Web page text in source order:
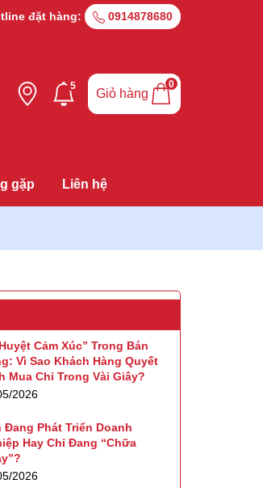
đặt hàng: 0914878680
5
Giỏ hàng
0
gặp Liên hệ
Cảm Xúc” Trong Bán
Vì Sao Khách Hàng Quyết
Mua Chỉ Trong Vài Giây?
2026
Đang Phát Triển Doanh
Hay Chỉ Đang “Chữa
2026